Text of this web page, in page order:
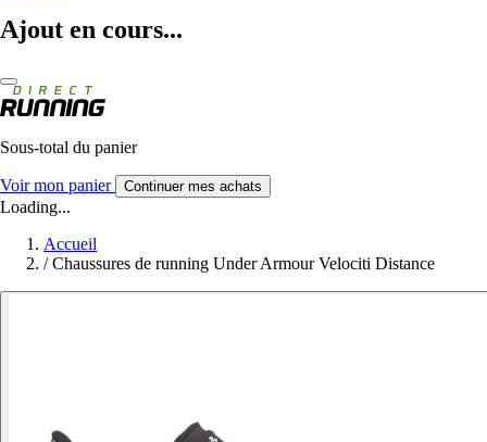
Ajout en cours...
Sous-total du panier
Voir mon panier Continuer mes achats
Loading...
Accueil
/ Chaussures de running Under Armour Velociti Distance